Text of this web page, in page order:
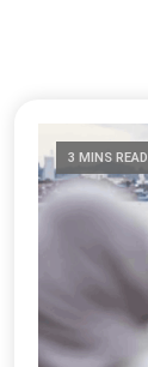
3 MINS READ